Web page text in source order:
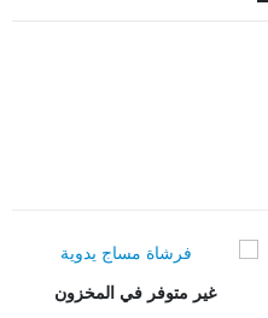
غير متوفر في المخزون